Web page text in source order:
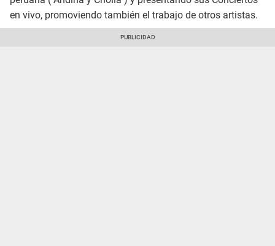
en vivo, promoviendo también el trabajo de otros artistas.